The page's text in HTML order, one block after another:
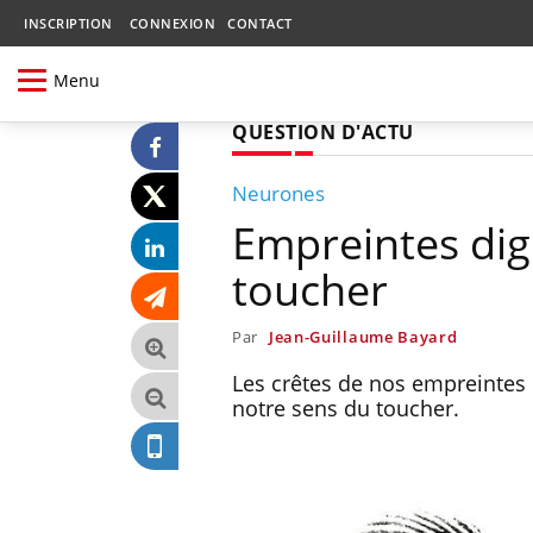
INSCRIPTION CONNEXION CONTACT
Menu
QUESTION D'ACTU
Neurones
Empreintes
toucher
Par Jean-Guillaume Bayard
Les crêtes de nos
notre sens du toucher.